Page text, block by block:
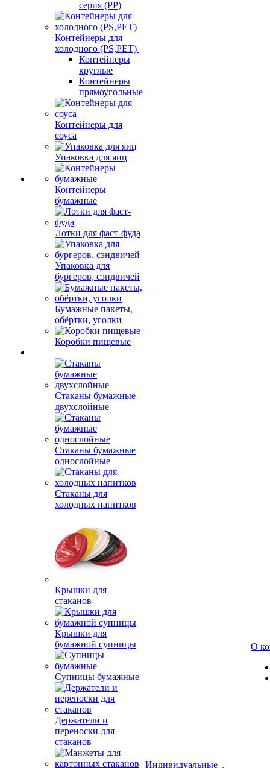
серия (PP)
Контейнеры для
холодного (PS,PET)
Контейнеры
круглые
Контейнеры
прямоугольные
Контейнеры для
соуса
Упаковка для яиц
Контейнеры
бумажные
Лотки для фаст-фуда
Упаковка для
бургеров, сэндвичей
Бумажные пакеты,
обёртки, уголки
Коробки пищевые
Стаканы бумажные
двухслойные
Стаканы бумажные
однослойные
Стаканы для
холодных напитков
Крышки для
стаканов
Крышки для
бумажной супницы
Супницы бумажные
Держатели и
переноски для
стаканов
Индивидуальные
О